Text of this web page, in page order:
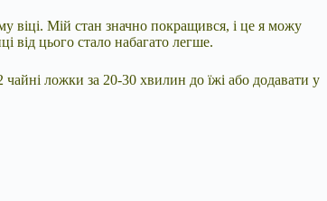
віці. Мій стан значно покращився, і це я можу
від цього стало набагато легше.
ложки за 20-30 хвилин до їжі або додавати у